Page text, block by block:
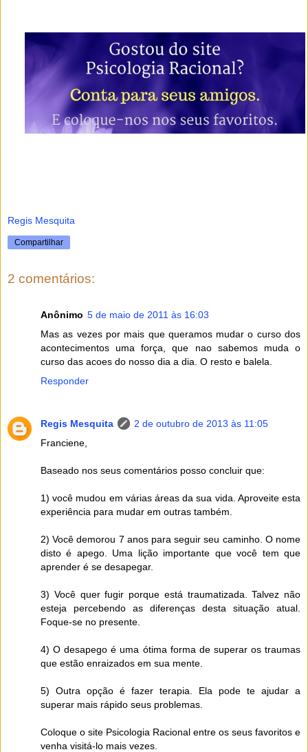
Regis Mesquita
Compartilhar
2 comentários:
Anônimo 5 de maio de 2011 às 16:03
Mas as vezes por mais que queramos mudar o curso dos
acontecimentos uma força, que nao sabemos muda o
curso das acoes do nosso dia a dia. O resto e balela.
Responder
Regis Mesquita
2 de outubro de 2013 às 11:05
Franciene,
Baseado nos seus comentários posso concluir que:
1) você mudou em várias áreas da sua vida. Aproveite esta
experiência para mudar em outras também.
2) Você demorou 7 anos para seguir seu caminho. O nome
disto é apego. Uma lição importante que você tem que
aprender é se desapegar.
3) Você quer fugir porque está traumatizada. Talvez não
esteja percebendo as diferenças desta situação atual.
Foque-se no presente.
4) O desapego é uma ótima forma de superar os traumas
que estão enraizados em sua mente.
5) Outra opção é fazer terapia. Ela pode te ajudar a
superar mais rápido seus problemas.
Coloque o site Psicologia Racional entre os seus favoritos e
venha visitá-lo mais vezes.